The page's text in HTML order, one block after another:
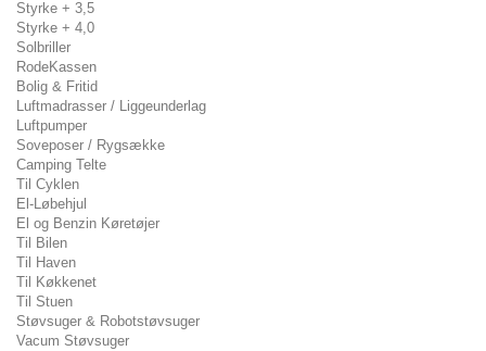
Styrke + 3,5
Styrke + 4,0
Solbriller
RodeKassen
Bolig & Fritid
Luftmadrasser / Liggeunderlag
Luftpumper
Soveposer / Rygsække
Camping Telte
Til Cyklen
El-Løbehjul
El og Benzin Køretøjer
Til Bilen
Til Haven
Til Køkkenet
Til Stuen
Støvsuger & Robotstøvsuger
Vacum Støvsuger